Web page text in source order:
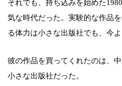
それでも、持ち込みを始めた
気な時代だった。実験的な作品
る体力は小さな出版社でも、今よ
彼の作品を買ってくれたのは、
小さな出版社だった。